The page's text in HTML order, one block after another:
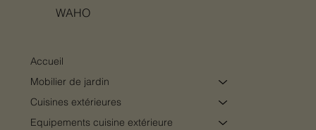
WAHO
Accueil
Mobilier de jardin
Cuisines extérieures
Equipements cuisine extérieure